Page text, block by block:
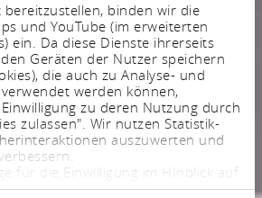
binden wir die
und YouTube (im erweiterten
ein. Da diese Dienste ihrerseits
Geräten der Nutzer speichern
die auch zu Analyse- und
werden können,
zu deren Nutzung durch
zulassen". Wir nutzen Statistik-
auszuwerten und
für die Einwilligung im HInblick auf
das Auslesen von Informationen